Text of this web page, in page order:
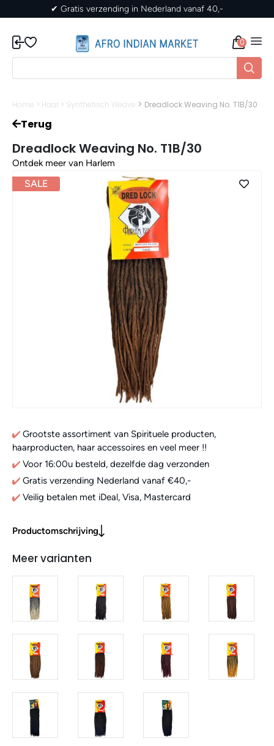
✔ Gratis verzending in Nederland
0
Home > Haar > Synthetisch Weave > Dreadlock Weaving No. T1B/30
Terug
Dreadlock Weaving No. T1B/30
Ontdek meer van Harlem
SALE
Grootste assortiment van Spirituele producten,
haarproducten, haar accessoires en veel meer !!
Voor 16:00u besteld, dezelfde dag verzonden
Gratis verzending Nederland vanaf €40,-
Veilig betalen met iDeal, Visa, Mastercard
Productomschrijving
Meer varianten